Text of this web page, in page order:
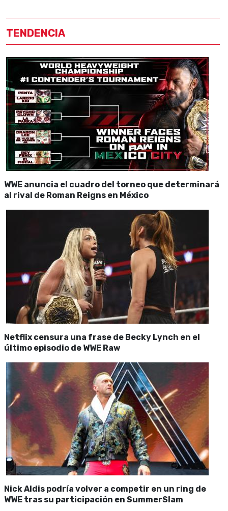
TENDENCIA
WWE anuncia el cuadro del torneo que determinará
al rival de Roman Reigns en México
Netflix censura una frase de Becky Lynch en el
último episodio de WWE Raw
Nick Aldis podría volver a competir en un ring de
WWE tras su participación en SummerSlam